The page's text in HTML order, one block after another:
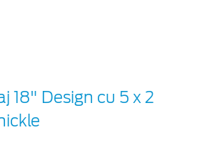
18" Design cu 5 x 2